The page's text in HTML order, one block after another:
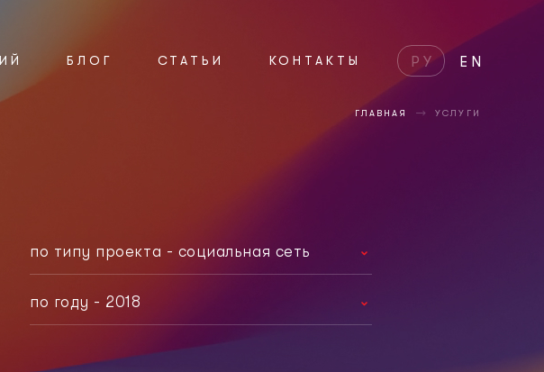
БЛОГ СТАТЬИ КОНТАКТЫ РУ EN
ГЛАВНАЯ УСЛУГИ
по типу проекта - социальная сеть
любой тип
по году - 2018